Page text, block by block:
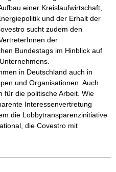
einer Kreislaufwirtschaft,
und der Erhalt der
sucht zudem den
der
Bundestags im Hinblick auf
in Deutschland auch in
und Organisationen. Auch
für die politische Arbeit. Wie
Interessenvertretung
die Lobbytransparenzinitiative
die Covestro mit